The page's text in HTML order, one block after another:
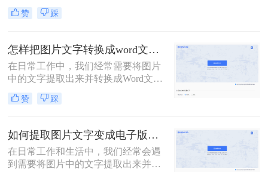
文档。这可能是为了编辑图片中的文
本、保存信息以便分享，或将手写笔
word文档呢？本文将详细介绍两种常
用的方法来实现这一目标。
赞 踩
怎样把图片文字转换成word文档？分享两种有效的方法！
在日常工作中，我们经常需要将图片
中的文字提取出来并转换成Word文
档，以便进行编辑和保存。然而，如
何高效且准确地完成这一转换过程，
字转换成word文档呢？本文将介绍两
种有效的方法，帮助您轻松实现图片
文字到Word文档的转换。
赞 踩
如何提取图片文字变成电子版？分享2种实用的方法！
在日常工作和生活中，我们经常会遇
到需要将图片中的文字提取出来并转